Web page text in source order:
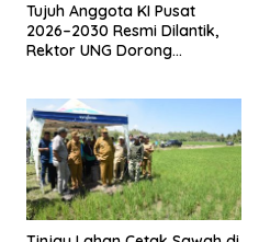
Tujuh Anggota KI Pusat
2026–2030 Resmi Dilantik,
Rektor UNG Dorong